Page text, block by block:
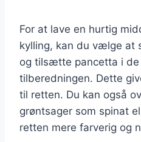
For at lave en hurtig
kylling, kan du vælge at
og tilsætte pancetta i
tilberedningen. Dette
til retten. Du kan også
grøntsager som spinat
retten mere farverig og